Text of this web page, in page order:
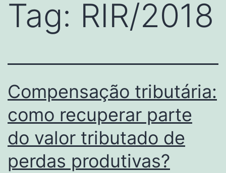
Tag: RIR/2018
Compensação tributária:
como recuperar parte
do valor tributado de
perdas produtivas?